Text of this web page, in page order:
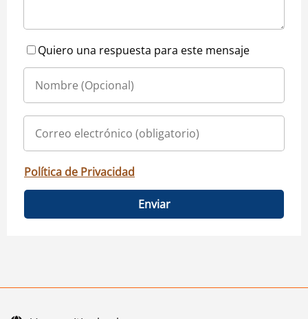
Quiero una respuesta para este mensaje
Política de Privacidad
Enviar